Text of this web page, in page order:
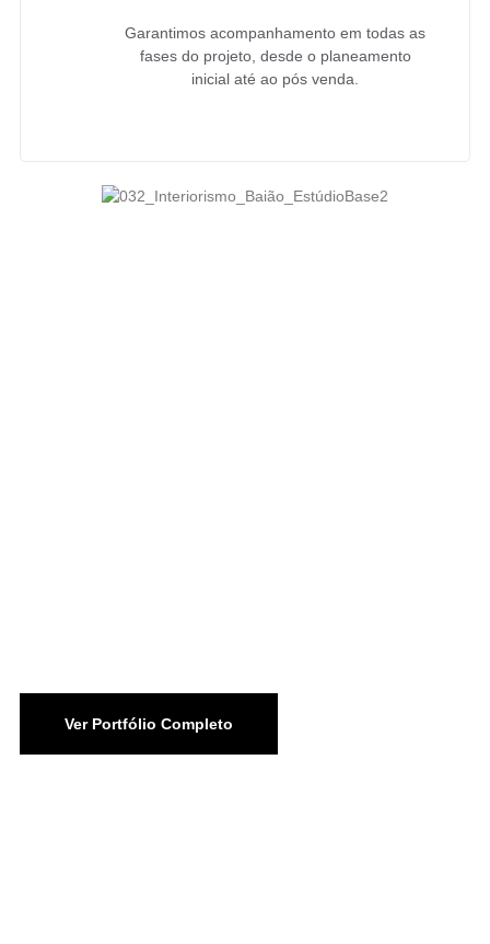
Garantimos acompanhamento em todas as
fases do projeto, desde o planeamento
inicial até ao pós venda.
Ver Portfólio Completo